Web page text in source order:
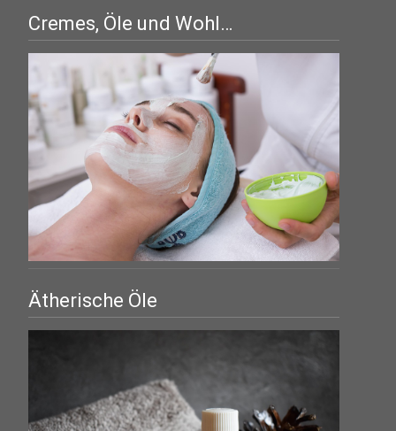
Cremes, Öle und Wohl…
Ätherische Öle